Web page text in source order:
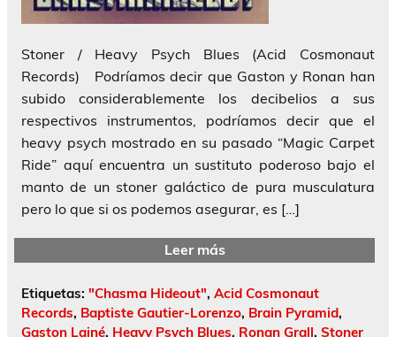
Stoner / Heavy Psych Blues (Acid Cosmonaut
Records) Podríamos decir que Gaston y Ronan han
subido considerablemente los decibelios a sus
respectivos instrumentos, podríamos decir que el
heavy psych mostrado en su pasado “Magic Carpet
Ride” aquí encuentra un sustituto poderoso bajo el
manto de un stoner galáctico de pura musculatura
pero lo que si os podemos asegurar, es […]
Leer más
Etiquetas: "Chasma Hideout", Acid Cosmonaut
Records, Baptiste Gautier-Lorenzo, Brain Pyramid,
Gaston Lainé, Heavy Psych Blues, Ronan Grall, Stoner